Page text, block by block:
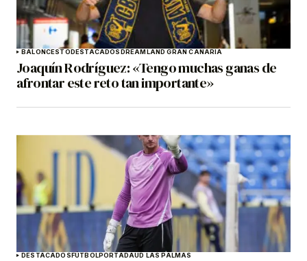
BALONCESTODESTACADOSDREAMLAND GRAN CANARIA
Joaquín Rodríguez: «Tengo muchas ganas de
afrontar este reto tan importante»
DESTACADOSFÚTBOLPORTADAUD LAS PALMAS